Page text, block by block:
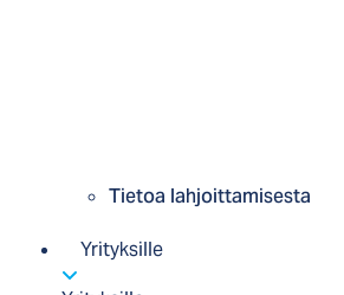
Tietoa lahjoittamisesta
Yrityksille